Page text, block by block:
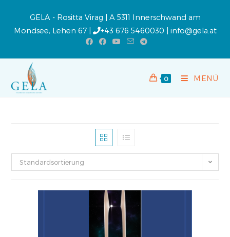
GELA - Rositta Virag | A 5311 Innerschwand am
Mondsee, Lehen 67 |
+43 676 5460030 | info@gela.at
0 MENÜ
Standardsortierung